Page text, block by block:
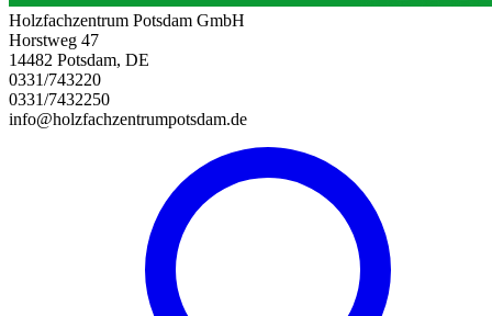
Holzfachzentrum Potsdam GmbH
Horstweg 47
14482 Potsdam, DE
0331/743220
0331/7432250
info@holzfachzentrumpotsdam.de